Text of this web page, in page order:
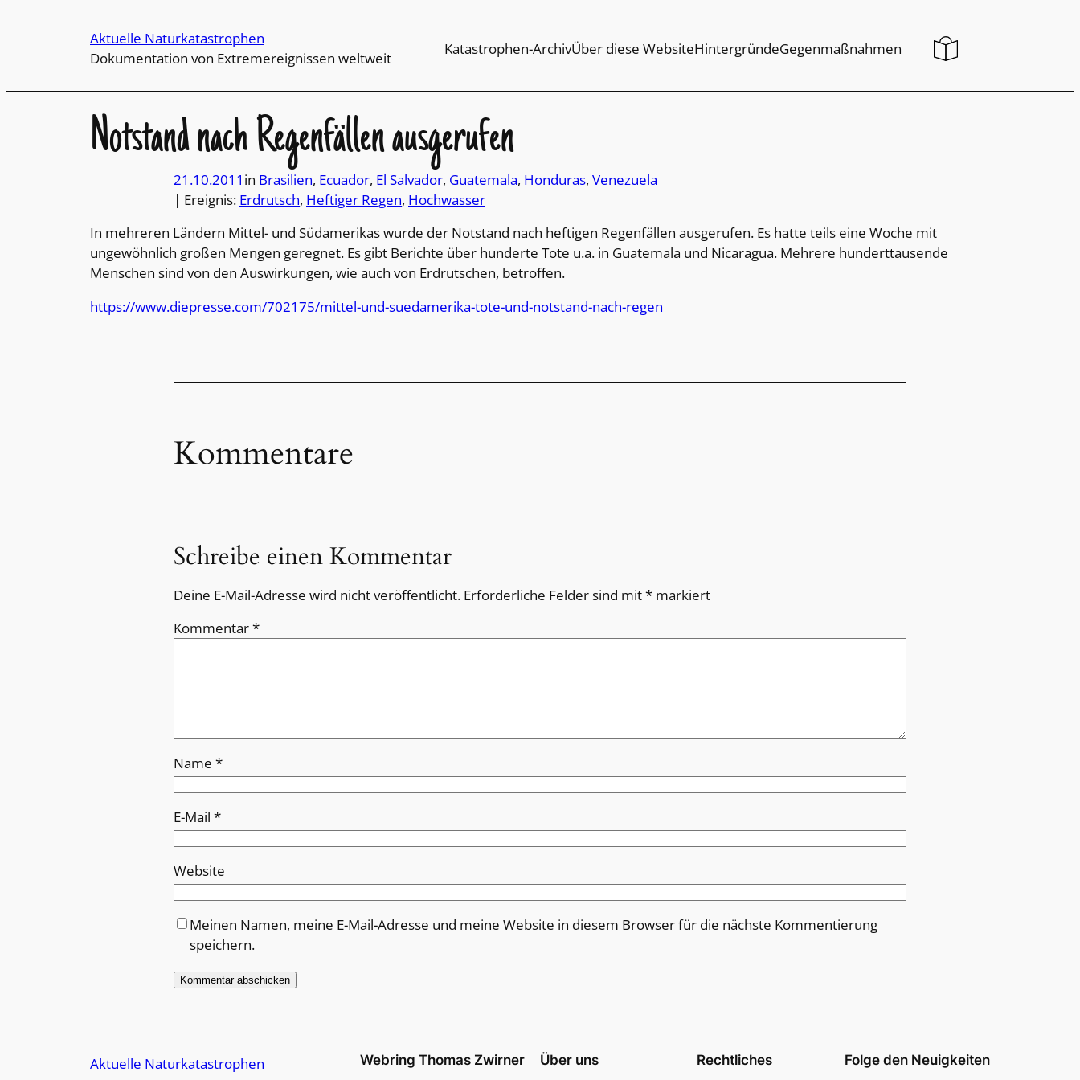
Aktuelle Naturkatastrophen
Dokumentation von Extremereignissen weltweit
Katastrophen-ArchivÜber diese WebsiteHintergründeGegenmaßnahmen
Notstand nach Regenfällen ausgerufen
21.10.2011 in Brasilien, Ecuador, El Salvador, Guatemala, Honduras, Venezuela
| Ereignis: Erdrutsch, Heftiger Regen, Hochwasser
In mehreren Ländern Mittel- und Südamerikas wurde der Notstand nach heftigen Regenfällen ausgerufen. Es hatte teils eine Woche mit
ungewöhnlich großen Mengen geregnet. Es gibt Berichte über hunderte Tote u.a. in Guatemala und Nicaragua. Mehrere hunderttausende
Menschen sind von den Auswirkungen, wie auch von Erdrutschen, betroffen.
https://www.diepresse.com/702175/mittel-und-suedamerika-tote-und-notstand-nach-regen
Kommentare
Schreibe einen Kommentar
Deine E-Mail-Adresse wird nicht veröffentlicht. Erforderliche Felder sind mit* markiert
Kommentar*
Name *
E-Mail *
Website
Meinen Namen, meine E-Mail-Adresse und meine Website in diesem Browser für die nächste Kommentierung
speichern.
Aktuelle Naturkatastrophen Webring Thomas Zwirner Über uns Rechtliches Folge den Neuigkeiten